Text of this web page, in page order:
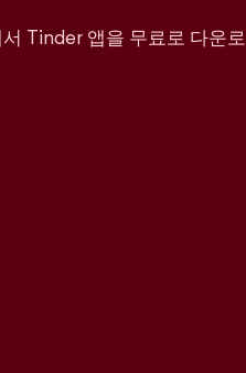
Tinder 앱을 무료로 다운